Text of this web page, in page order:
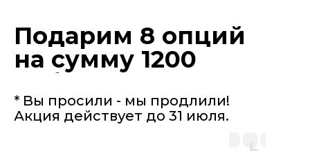
Подарим 8 опций
на сумму 1200
руб.
* Вы просили - мы продлили!
Акция действует до 31 июля.